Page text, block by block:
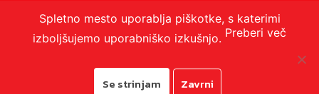
Horoskop
Spletno mesto uporablja piškotke, s katerimi
izboljšujemo uporabniško izkušnjo. Preberi več
Se strinjam Zavrni